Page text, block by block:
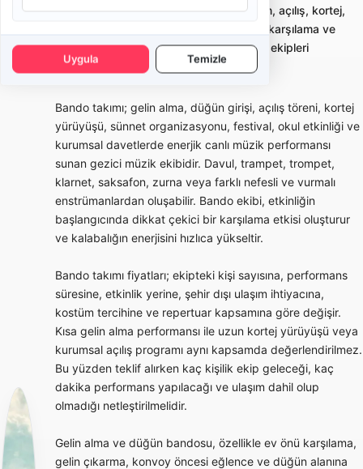
Uygula Temizle
Bando takımı kiralama; gelin alma, düğün, açılış, kortej,
sünnet ve kurumsal etkinliklerde enerjik karşılama ve
yürüyüş performansı sunan profesyonel ekipleri
karşılaştırmayı sağlar.
Bando takımı; gelin alma, düğün girişi, açılış töreni, kortej
yürüyüşü, sünnet organizasyonu, festival, okul etkinliği ve
kurumsal davetlerde enerjik canlı müzik performansı
sunan gezici müzik ekibidir. Davul, trampet, trompet,
klarnet, saksafon, zurna veya farklı nefesli ve vurmalı
enstrümanlardan oluşabilir. Bando ekibi, etkinliğin
başlangıcında dikkat çekici bir karşılama etkisi oluşturur
ve kalabalığın enerjisini hızlıca yükseltir.
Bando takımı fiyatları; ekipteki kişi sayısına, performans
süresine, etkinlik yerine, şehir dışı ulaşım ihtiyacına,
kostüm tercihine ve repertuar kapsamına göre değişir.
Kısa gelin alma performansı ile uzun kortej yürüyüşü veya
kurumsal açılış programı aynı kapsamda değerlendirilmez.
Bu yüzden teklif alırken kaç kişilik ekip geleceği, kaç
dakika performans yapılacağı ve ulaşım dahil olup
olmadığı netleştirilmelidir.
Gelin alma ve düğün bandosu, özellikle ev önü karşılama,
gelin çıkarma, konvoy öncesi eğlence ve düğün alanına